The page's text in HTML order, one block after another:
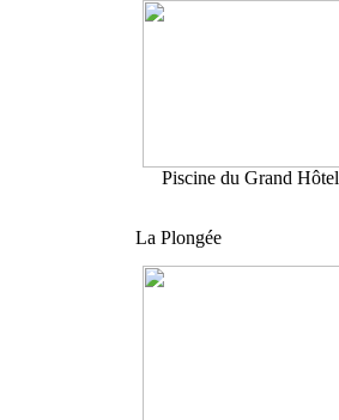
Piscine du Grand Hôtel
La Plongée